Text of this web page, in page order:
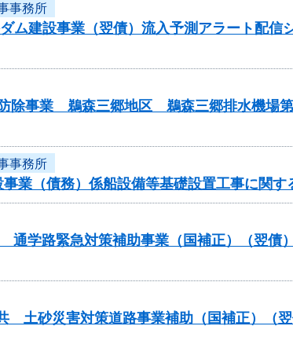
事務所
ム建設事業（翌債）流入予測アラート配信
除事業 鵜森三郷地区 鵜森三郷排水機場
事務所
業（債務）係船設備等基礎設置工事に関
通学路緊急対策補助事業（国補正）（翌債
土砂災害対策道路事業補助（国補正）（